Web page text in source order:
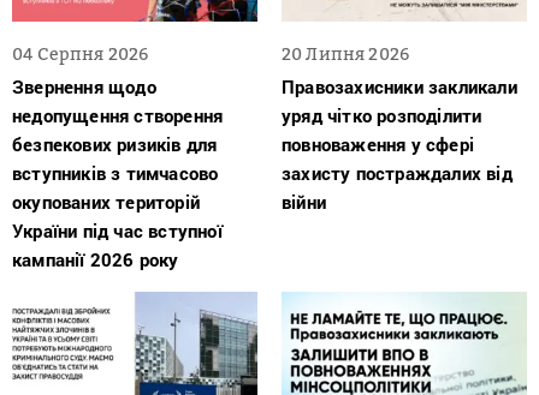
04 Серпня 2026
Звернення щодо
недопущення створення
безпекових ризиків для
вступників з тимчасово
окупованих територій
України під час вступної
кампанії 2026 року
20 Липня 2026
Правозахисники закликали
уряд чітко розподілити
повноваження у сфері
захисту постраждалих від
війни